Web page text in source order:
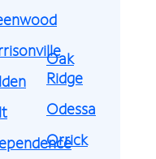
Oak
Ridge
Odessa
Orrick